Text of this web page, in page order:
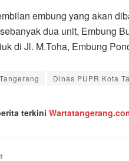
embung yang akan
dua unit, Embung
di Jl. M.Toha, Embung
Dinas PUPR Kota
terkini